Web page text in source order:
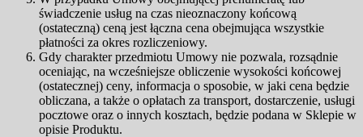
świadczenie usług na czas nieoznaczony końcową
(ostateczną) ceną jest łączna cena obejmująca wszystkie
płatności za okres rozliczeniowy.
Gdy charakter przedmiotu Umowy nie pozwala, rozsądnie
oceniając, na wcześniejsze obliczenie wysokości końcowej
(ostatecznej) ceny, informacja o sposobie, w jaki cena będzie
obliczana, a także o opłatach za transport, dostarczenie, usługi
pocztowe oraz o innych kosztach, będzie podana w Sklepie w
opisie Produktu.